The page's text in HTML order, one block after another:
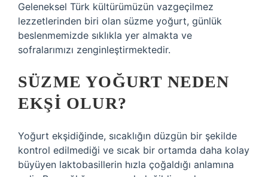
Geleneksel Türk kültürümüzün vazgeçilmez
lezzetlerinden biri olan süzme yoğurt, günlük
beslenmemizde sıklıkla yer almakta ve
sofralarımızı zenginleştirmektedir.
SÜZME YOĞURT NEDEN
EKŞI OLUR?
Yoğurt ekşidiğinde, sıcaklığın düzgün bir şekilde
kontrol edilmediği ve sıcak bir ortamda daha kolay
büyüyen laktobasillerin hızla çoğaldığı anlamına